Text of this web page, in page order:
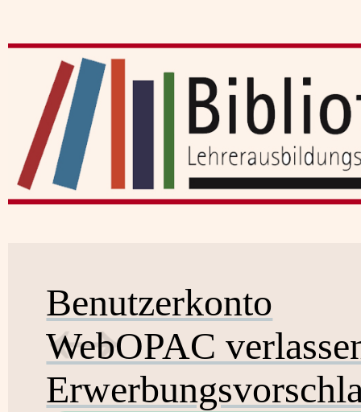
Benutzerkonto
WebOPAC